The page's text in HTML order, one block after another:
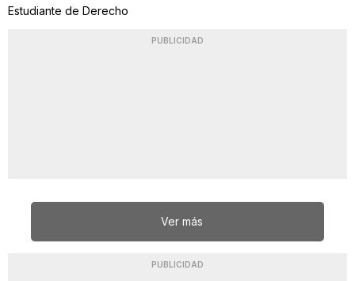
Estudiante de Derecho
PUBLICIDAD
Ver más
PUBLICIDAD